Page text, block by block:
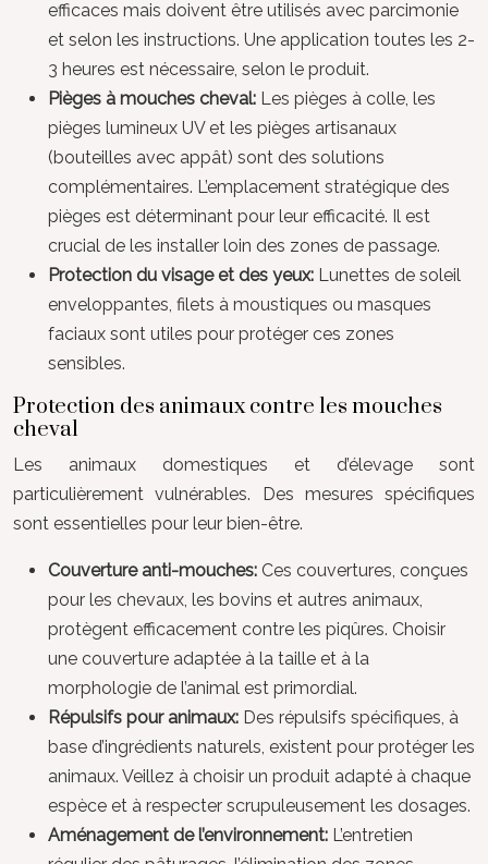
efficaces mais doivent être utilisés avec parcimonie
et selon les instructions. Une application toutes les 2-
3 heures est nécessaire, selon le produit.
Pièges à mouches cheval: Les pièges à colle, les
pièges lumineux UV et les pièges artisanaux
(bouteilles avec appât) sont des solutions
complémentaires. L’emplacement stratégique des
pièges est déterminant pour leur efficacité. Il est
crucial de les installer loin des zones de passage.
Protection du visage et des yeux: Lunettes de soleil
enveloppantes, filets à moustiques ou masques
faciaux sont utiles pour protéger ces zones
sensibles.
Protection des animaux contre les mouches
cheval
Les animaux domestiques et d’élevage sont
particulièrement vulnérables. Des mesures spécifiques
sont essentielles pour leur bien-être.
Couverture anti-mouches: Ces couvertures, conçues
pour les chevaux, les bovins et autres animaux,
protègent efficacement contre les piqûres. Choisir
une couverture adaptée à la taille et à la
morphologie de l’animal est primordial.
Répulsifs pour animaux: Des répulsifs spécifiques, à
base d’ingrédients naturels, existent pour protéger les
animaux. Veillez à choisir un produit adapté à chaque
espèce et à respecter scrupuleusement les dosages.
Aménagement de l’environnement: L’entretien